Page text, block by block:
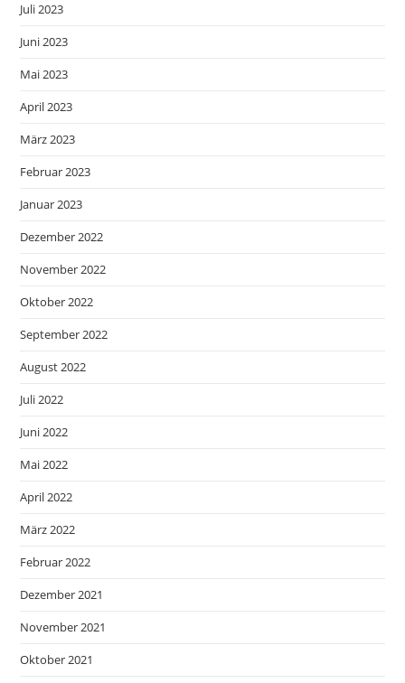
Juli 2023
Juni 2023
Mai 2023
April 2023
März 2023
Februar 2023
Januar 2023
Dezember 2022
November 2022
Oktober 2022
September 2022
August 2022
Juli 2022
Juni 2022
Mai 2022
April 2022
März 2022
Februar 2022
Dezember 2021
November 2021
Oktober 2021